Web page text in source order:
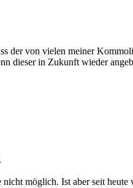
der von vielen meiner
dieser in Zukunft wieder
möglich. Ist aber seit heute